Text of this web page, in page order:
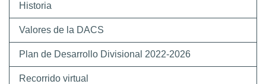
Historia
Valores de la DACS
Plan de Desarrollo Divisional 2022-2026
Recorrido virtual